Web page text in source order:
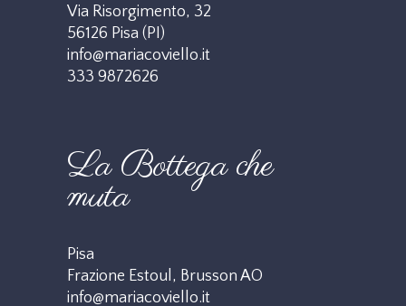
Via Risorgimento, 32
56126 Pisa (PI)
info@mariacoviello.it
333 9872626
La Bottega che
muta
Pisa
Frazione Estoul, Brusson AO
info@mariacoviello.it